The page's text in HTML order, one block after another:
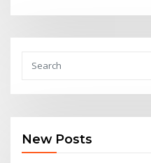
New Posts